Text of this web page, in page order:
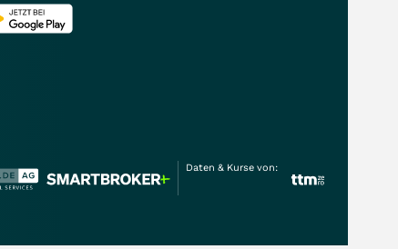
Daten & Kurse von: